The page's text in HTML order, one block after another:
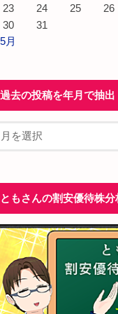
23 24 25 26
30
31
月
過去の投稿を年月で抽出
ともさんの割安優待株分